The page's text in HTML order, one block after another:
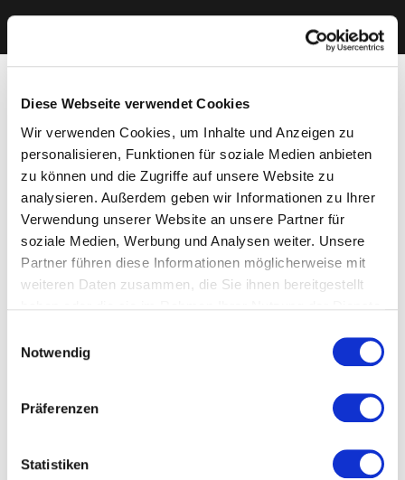
Diese Webseite verwendet Cookies
Wir verwenden Cookies, um Inhalte und Anzeigen zu
personalisieren, Funktionen für soziale Medien anbieten
zu können und die Zugriffe auf unsere Website zu
analysieren. Außerdem geben wir Informationen zu Ihrer
Verwendung unserer Website an unsere Partner für
soziale Medien, Werbung und Analysen weiter. Unsere
Partner führen diese Informationen möglicherweise mit
weiteren Daten zusammen, die Sie ihnen bereitgestellt
Cookies, wenn Sie unsere Webseite weiterhin nutzen.
Notwendig
Präferenzen
Statistiken